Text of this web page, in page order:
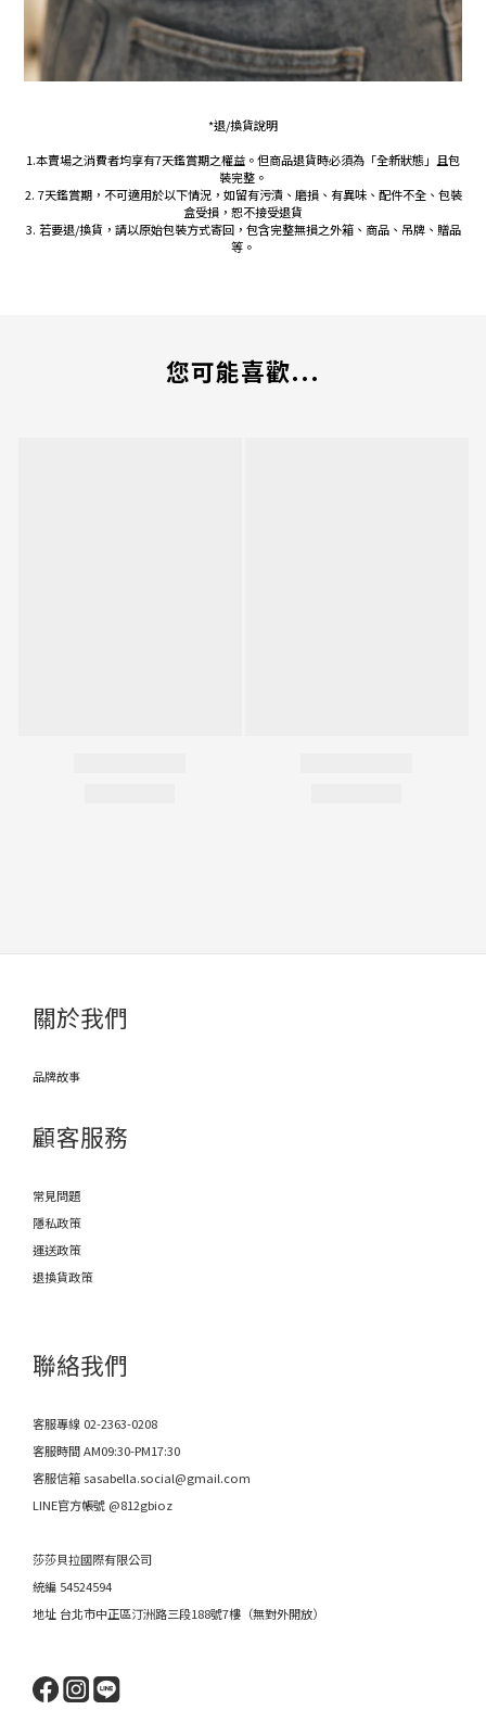
*退/換貨說明
1.本賣場之消費者均享有7天鑑賞期之權益。但商品退貨時必須為「全新狀態」且包
裝完整。
2. 7天鑑賞期，不可適用於以下情況，如留有污漬、磨損、有異味、配件不全、包裝
盒受損，恕不接受退貨
3. 若要退/換貨，請以原始包裝方式寄回，包含完整無損之外箱、商品、吊牌、贈品
等。
您可能喜歡...
關於我們
品牌故事
顧客服務
常見問題
隱私政策
運送政策
退換貨政策
聯絡我們
客服專線 02-2363-0208
客服時間 AM09:30-PM17:30
客服信箱 sasabella.social@gmail.com
LINE官方帳號 @812gbioz
莎莎貝拉國際有限公司
統編 54524594
地址 台北市中正區汀洲路三段188號7樓（無對外開放）